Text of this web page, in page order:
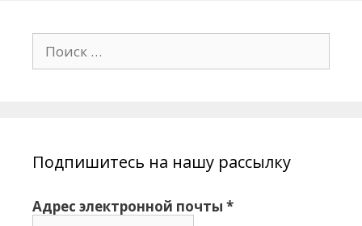
Подпишитесь на нашу рассылку
Адрес электронной почты *